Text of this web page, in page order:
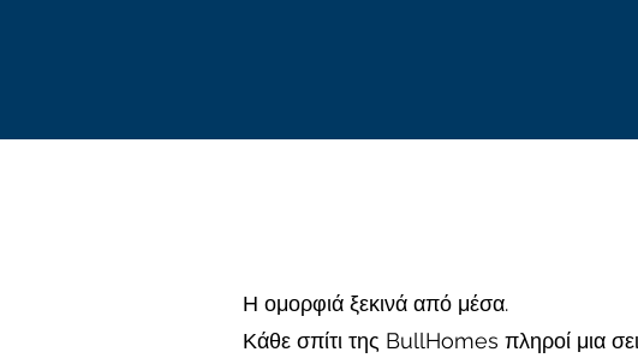
Η ομορφιά ξεκινά από μέσα.
Κάθε σπίτι της BullHomes πληροί μια